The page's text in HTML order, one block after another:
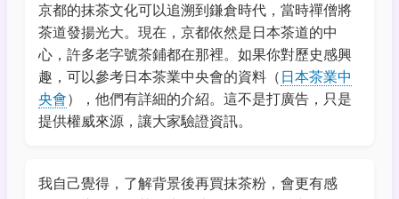
京都的抹茶文化可以追溯到鎌倉時代，當時禪僧將
茶道發揚光大。現在，京都依然是日本茶道的中
心，許多老字號茶鋪都在那裡。如果你對歷史感興
趣，可以參考日本茶業中央會的資料（ 日本茶業中
央會），他們有詳細的介紹。這不是打廣告，只是
提供權威來源，讓大家驗證資訊。
我自己覺得，了解背景後再買抹茶粉，會更有感